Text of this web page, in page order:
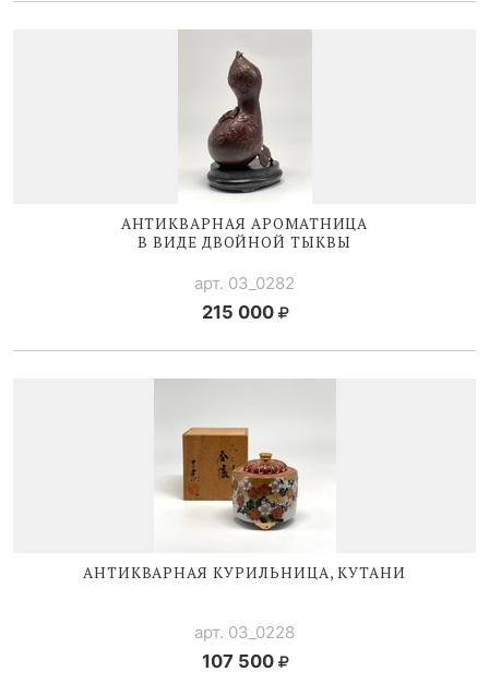
АНТИКВАРНАЯ АРОМАТНИЦА
В ВИДЕ ДВОЙНОЙ ТЫКВЫ
арт. 03_0282
215 000
АНТИКВАРНАЯ КУРИЛЬНИЦА, КУТАНИ
арт. 03_0228
107 500